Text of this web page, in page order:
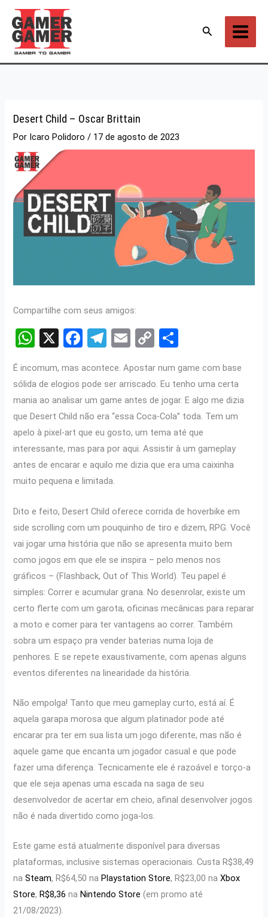
para
conteúdo
Pesquisar
Desert Child – Oscar Brittain
Por Icaro Polidoro/ 17 de agosto de 2023
Compartilhe com seus amigos:
W
at
s
A
p
p
X
F
ce
b
o
o
k
T
e
gr
a
m
E
ail
C
py
Li
n
k
ar
e
É incomum, mas acontece. Apostar num game com base
sólida de elogios pode ser arriscado. Eu tenho uma certa
mania ao analisar um game antes de jogar. E algo me dizia
que Desert Child não era “essa Coca-Cola” toda. Tem um
apelo à pixel-art que eu gosto, um tema até que
interessante, mas para por aqui. Assistir à um gameplay
antes de encarar e aquilo me dizia que era uma caixinha
muito pequena e limitada.
Dito e feito, Desert Child oferece corrida de hoverbike em
side scrolling com um pouquinho de tiro e dizem, RPG. Você
vai jogar uma história que não se apresenta muito bem
como jogos em que ele se inspira – pelo menos nos
gráficos – (Flashback, Out of This World). Teu papel é
simples: Correr e acumular grana. No desenrolar, existe um
certo flerte com um garota, oficinas mecânicas para reparar
a moto e comer para ter vantagens ao correr. Também
sobra um espaço pra vender baterias numa loja de
penhores. E se repete exaustivamente, com apenas alguns
eventos diferentes na linearidade da história.
Não empolga! Tanto que meu gameplay curto, está aí. É
aquela garapa morosa que algum platinador pode até
encarar pra ter em sua lista um jogo diferente, mas não é
aquele game que encanta um jogador casual e que pode
fazer uma diferença. Tecnicamente ele é razoável e torço-a
que ele seja apenas uma escada na saga de seu
desenvolvedor de acertar em cheio, afinal desenvolver jogos
não é nada divertido como joga-los.
Este game está atualmente disponível para diversas
plataformas, inclusive sistemas operacionais. Custa R$38,49
naSteam, R$64,50 na Playstation Store, R$23,00 naXbox
Store, R$8,36 na Nintendo Store (em promo até
21/08/2023).